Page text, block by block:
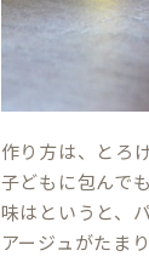
作り方は、とろ
子どもに包んで
味はというと、
アージュがたま